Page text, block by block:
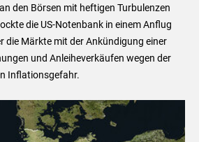
den Börsen mit heftigen Turbulenzen
die US-Notenbank in einem Anflug
die Märkte mit der Ankündigung einer
und Anleiheverkäufen wegen der
Inflationsgefahr.